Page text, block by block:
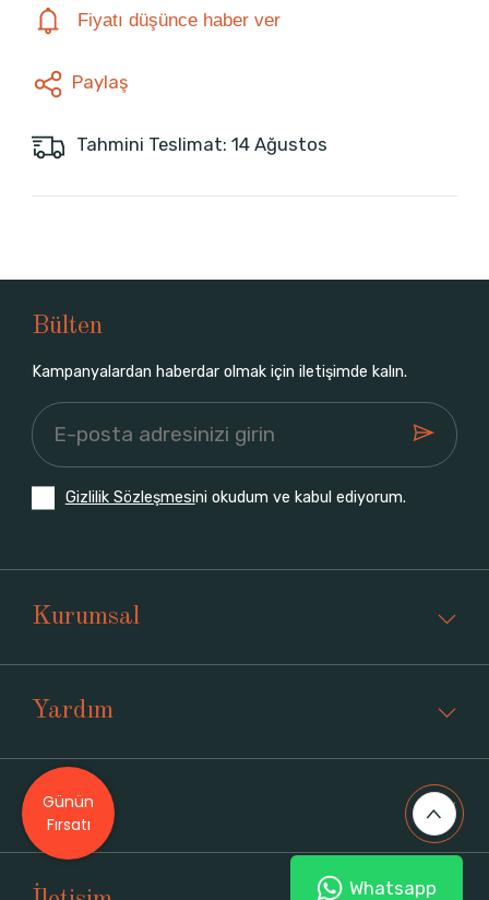
Fiyatı düşünce haber ver
Paylaş
Tahmini Teslimat: 14 Ağustos
Bülten
Kampanyalardan haberdar olmak için iletişimde kalın.
Gizlilik Sözleşmesini okudum ve kabul ediyorum.
Kurumsal
Yardım
Üyelik
Whatsapp
Günün
Fırsatı